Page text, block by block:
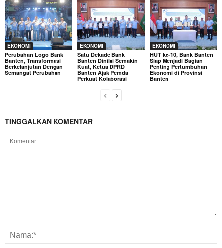
EKONOMI
Perubahan Logo Bank
Banten, Transformasi
Berkelanjutan Dengan
Semangat Perubahan
EKONOMI
Satu Dekade Bank
Banten Dinilai Semakin
Kuat, Ketua DPRD
Banten Ajak Pemda
Perkuat Kolaborasi
EKONOMI
HUT ke-10, Bank Banten
Siap Menjadi Bagian
Penting Pertumbuhan
Ekonomi di Provinsi
Banten
TINGGALKAN KOMENTAR